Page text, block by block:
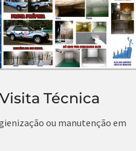
Técnica
ou manutenção em